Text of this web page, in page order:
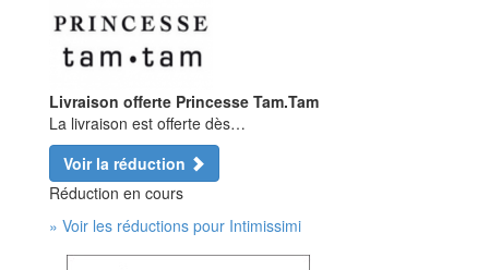
Livraison offerte Princesse Tam.Tam
La livraison est offerte dès…
Voir la réduction
Réduction en cours
» Voir les réductions pour Intimissimi